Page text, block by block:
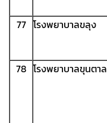
77 โรงพยาบาลขลุง
78 โรงพยาบาลขุนตาล